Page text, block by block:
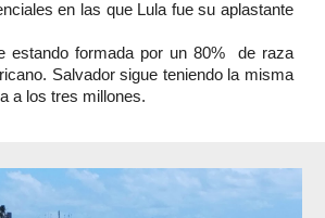
en las que Lula fue su aplastante
estando formada por un 80% de raza
Salvador sigue teniendo la misma
a los tres millones.